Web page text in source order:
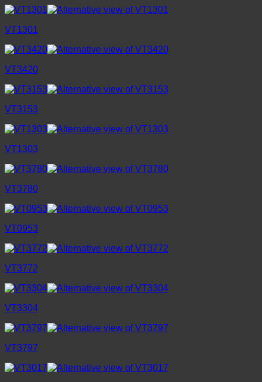
VT1301
VT3420
VT3153
VT1303
VT3780
VT0953
VT3772
VT3304
VT3797